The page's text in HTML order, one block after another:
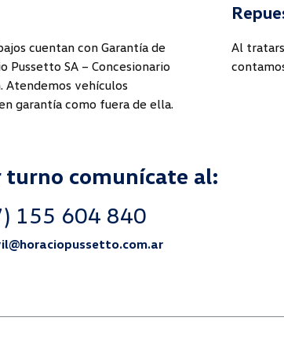
cuentan con Garantía de
Pussetto SA – Concesionario
Atendemos vehículos
garantía como fuera de ella.
Al
turno comunícate al:
155 604 840